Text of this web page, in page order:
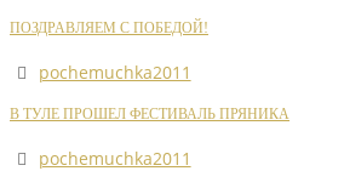
ПОЗДРАВЛЯЕМ С ПОБЕДОЙ!
pochemuchka2011
В ТУЛЕ ПРОШЕЛ ФЕСТИВАЛЬ ПРЯНИКА
pochemuchka2011